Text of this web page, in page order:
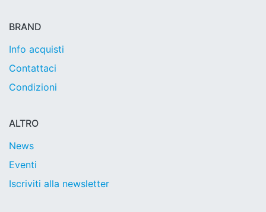
BRAND
Info acquisti
Contattaci
Condizioni
ALTRO
News
Eventi
Iscriviti alla newsletter